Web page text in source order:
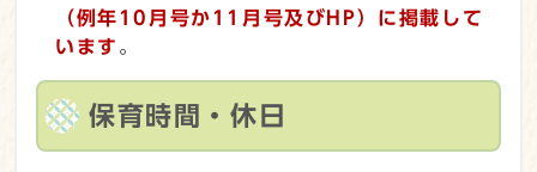
（例年10月号か11月号及びHP）に掲載して
います 。
保育時間・休日